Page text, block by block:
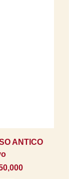
ANTICO
Price